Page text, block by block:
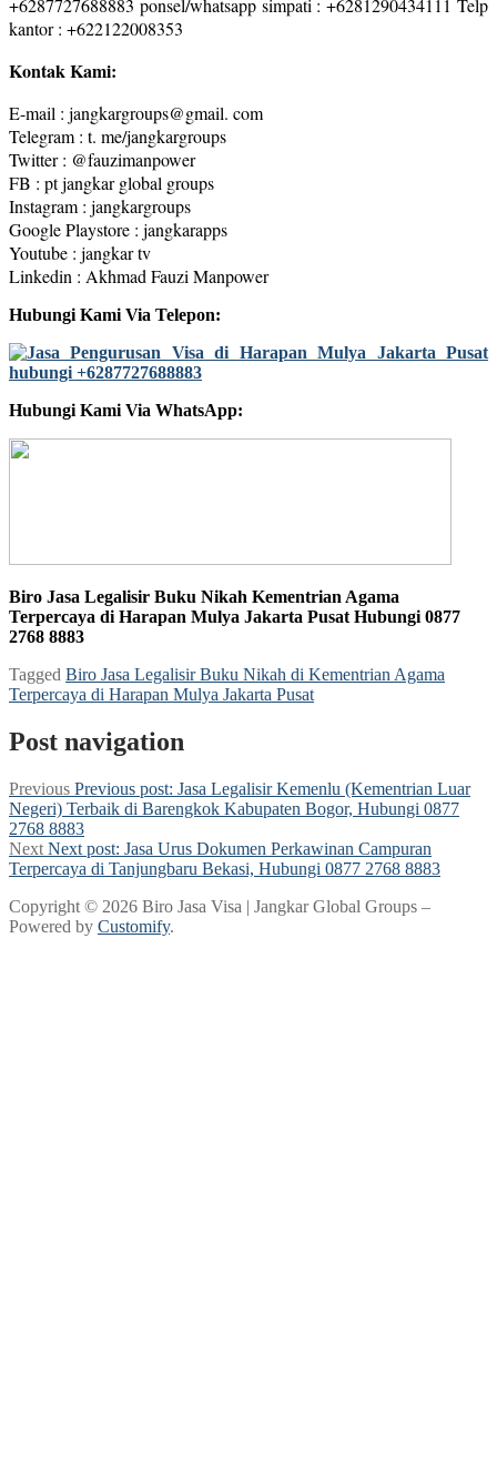
+6287727688883 ponsel/whatsapp simpati : +6281290434111 Telp
kantor : +622122008353
Kontak Kami:
E-mail : jangkargroups@gmail. com
Telegram : t. me/jangkargroups
Twitter : @fauzimanpower
FB : pt jangkar global groups
Instagram : jangkargroups
Google Playstore : jangkarapps
Youtube : jangkar tv
Linkedin : Akhmad Fauzi Manpower
Hubungi Kami Via Telepon:
Hubungi Kami Via WhatsApp:
Biro Jasa Legalisir Buku Nikah Kementrian Agama
Terpercaya di Harapan Mulya Jakarta Pusat Hubungi 0877
2768 8883
Tagged Biro Jasa Legalisir Buku Nikah di Kementrian Agama
Terpercaya di Harapan Mulya Jakarta Pusat
Post navigation
Previous Previous post: Jasa Legalisir Kemenlu (Kementrian Luar
Negeri) Terbaik di Barengkok Kabupaten Bogor, Hubungi 0877
2768 8883
Next Next post: Jasa Urus Dokumen Perkawinan Campuran
Terpercaya di Tanjungbaru Bekasi, Hubungi 0877 2768 8883
Copyright © 2026 Biro Jasa Visa | Jangkar Global Groups –
Powered by Customify.